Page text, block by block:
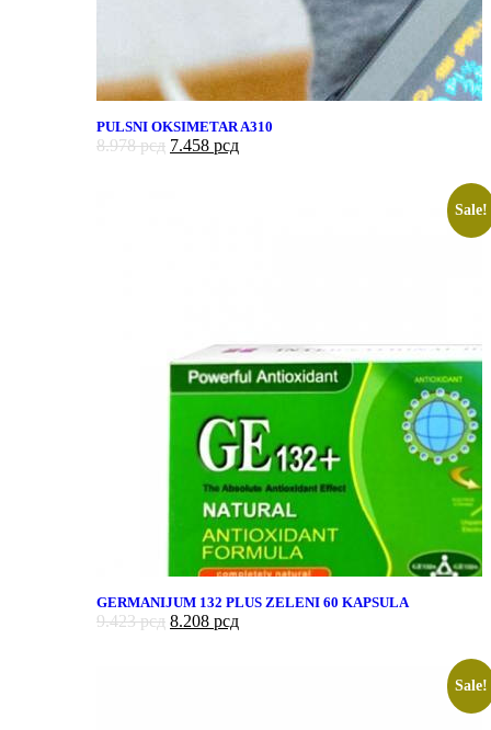
PULSNI OKSIMETAR A310
8.978рсд 7.458 рсд
Sale!
GERMANIJUM 132 PLUS ZELENI 60 KAPSULA
9.423рсд 8.208 рсд
Sale!